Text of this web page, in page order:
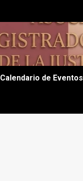
Calendario de Eventos